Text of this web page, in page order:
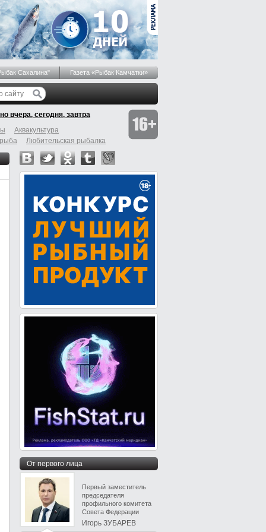
Сахалина" Газета «Рыбак Камчатки»
вчера, сегодня, завтра
Аквакультура
Любительская рыбалка
От первого лица
Первый заместитель
председателя
профильного комитета
Совета Федерации
Игорь ЗУБАРЕВ